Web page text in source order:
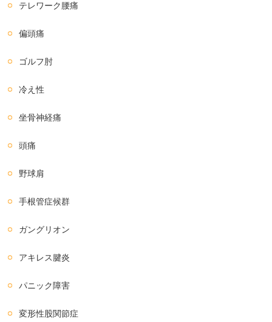
テレワーク腰痛
偏頭痛
ゴルフ肘
冷え性
坐骨神経痛
頭痛
野球肩
手根管症候群
ガングリオン
アキレス腱炎
パニック障害
変形性股関節症